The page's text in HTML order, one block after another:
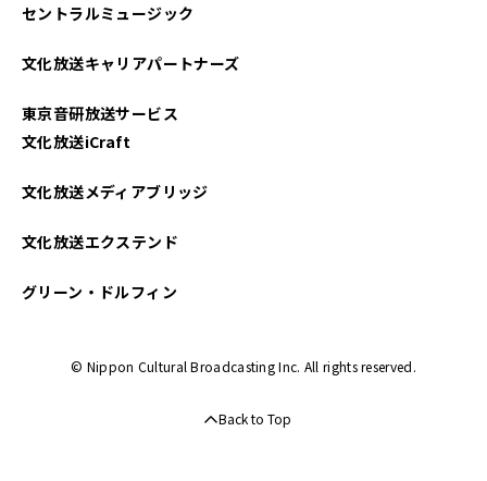
セントラルミュージック
文化放送キャリアパートナーズ
東京音研放送サービス
文化放送iCraft
文化放送メディアブリッジ
文化放送エクステンド
グリーン・ドルフィン
© Nippon Cultural Broadcasting Inc. All rights reserved.
Back to Top